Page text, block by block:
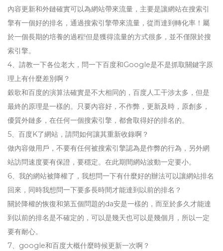
內容更新和外鏈確實可以為網站帶來流量，主要是讓網站在搜索引
擎有一個好的排名，通過搜索引擎帶來流量，從而達到轉化率！屬
於一個長期的培養的過程!但是獲得流量的方式很多，並不僅限於搜
索引擎。
4、請教一下各位老大，問一下百度和Google是不是抓取關鍵字原
理上有什麼差別啊？
穀歌和百度的演算法確實是不大相同的，百度人工干涉太多，但是
最終的原理是一樣的。只要內容好，不作弊，更新及時，原創多，
優質外鏈多，在任何一個搜索引擎，都會取得好的排名的。
5、百度K了網站，請問如何讓其重新收錄啊？
做內容做用戶，不要有任何被搜索引擎認為是作弊的行為，另外網
站訪問速度要有保證，要穩定。在此期間網站波動一定要小。
6、我的網站被降權了，我想問一下有什麼好的辦法可以讓網站排名
回來，同時我想問一下要多長時間才能達到以前的排名？
關於降權的恢復和第五個問題的da安是一樣的，而至於多久才能達
到以前的排名是不確定的，可以是幾天也可以是幾個月，所以一定
要有耐心。
7、google和百度大概什麼時候更新一次啊？